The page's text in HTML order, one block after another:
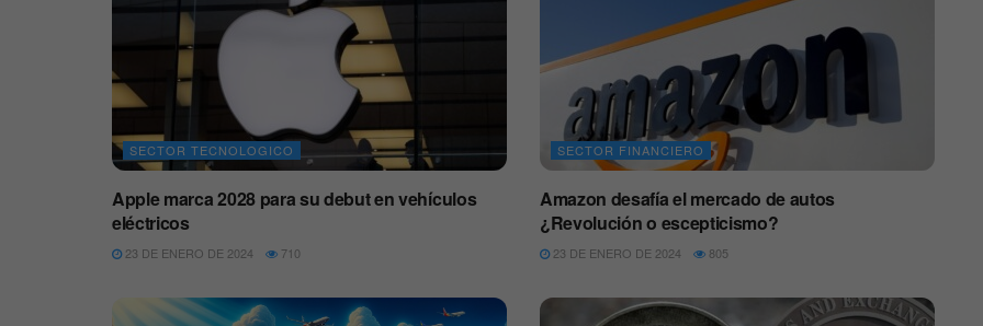
SECTOR TECNOLOGICO
Apple marca 2028 para su debut en vehículos
eléctricos
23 DE ENERO DE 2024 710
SECTOR FINANCIERO
Amazon desafía el mercado de autos
¿Revolución o escepticismo?
23 DE ENERO DE 2024 805